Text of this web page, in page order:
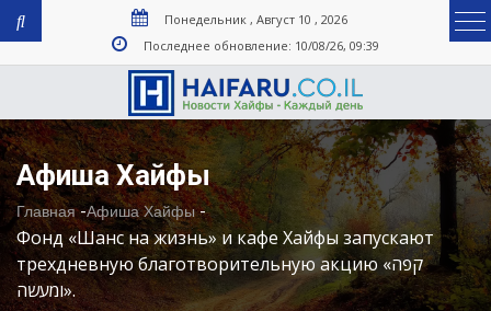
Понедельник , Август 10 , 2026
Последнее обновление: 10/08/26, 09:39
Афиша Хайфы
Главная-Афиша Хайфы-
Фонд «Шанс на жизнь» и кафе Хайфы запускают
трехдневную благотворительную акцию ‎«קפה
ומעשה».